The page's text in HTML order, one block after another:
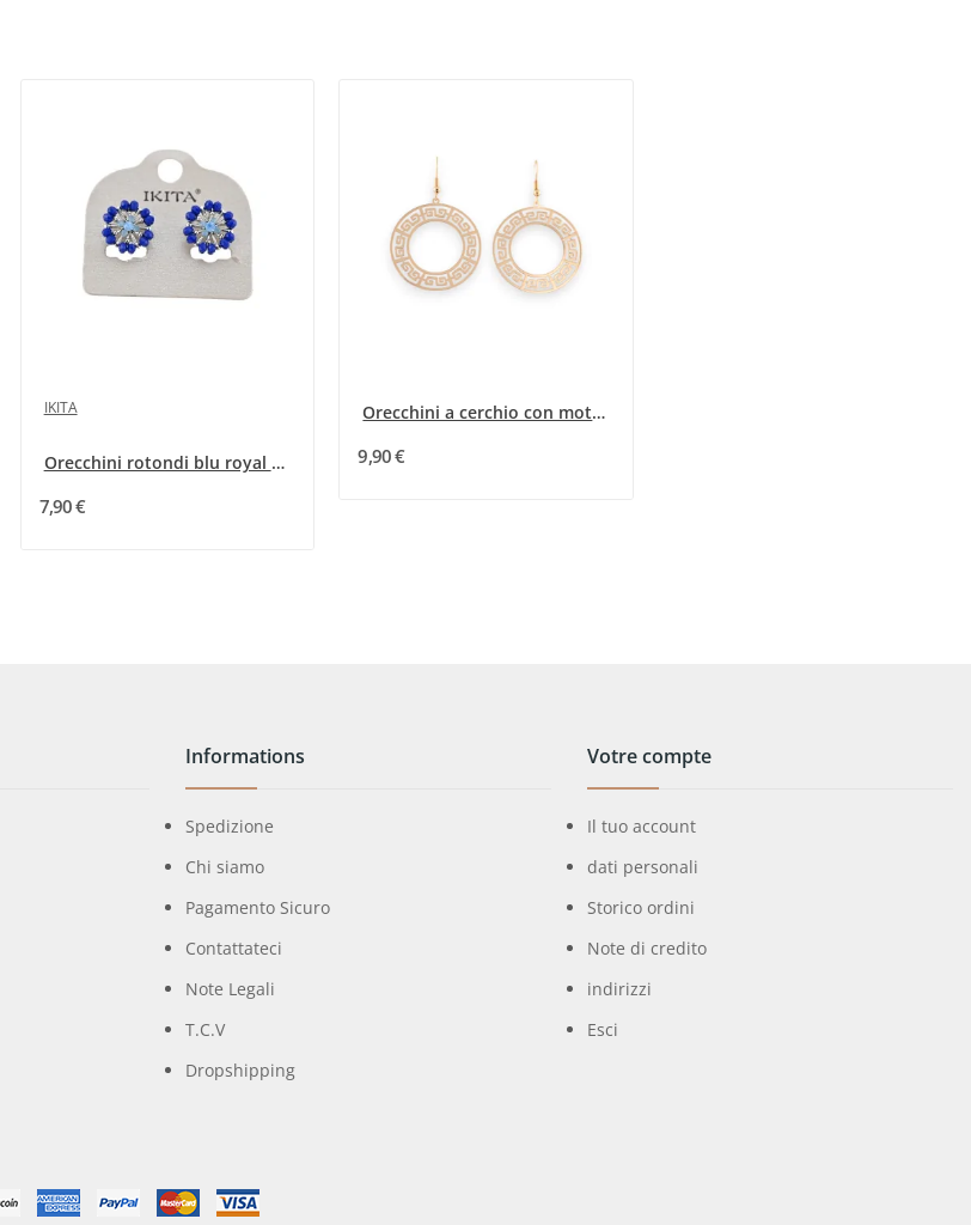
IKITA
Orecchini rotondi blu royal di Ikita
7,90 €
Orecchini a cerchio con motivo greco dorato
9,90 €
Informations
Spedizione
Chi siamo
Pagamento Sicuro
Contattateci
Note Legali
T.C.V
Dropshipping
Votre compte
Il tuo account
dati personali
Storico ordini
Note di credito
indirizzi
Esci